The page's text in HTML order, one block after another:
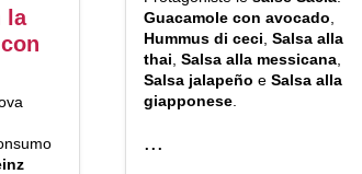
la
Guacamole con avocado
Hummus di ceci Salsa alla
thai Salsa alla messicana,
Salsa jalapeño e Salsa alla
giapponese.
...